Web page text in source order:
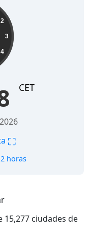
2
3
4
CET
⛶
horas
15,277 ciudades de